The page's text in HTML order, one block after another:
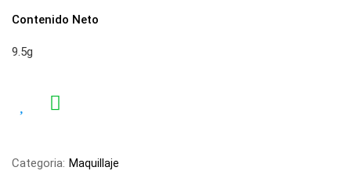
Contenido Neto
9.5g
Categoria: Maquillaje